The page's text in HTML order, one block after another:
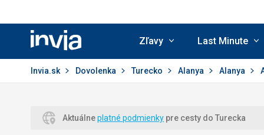
Invia.sk
Zľavy Last Minute
Invia.sk Dovolenka Turecko Alanya Alanya
Aktuálneplatné podmienky pre cesty do Turecka